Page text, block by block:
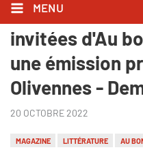
MENU
Sonia Devillers
invitées d'Au
une émission
Olivennes -
20 OCTOBRE 2022
MAGAZINE LITTÉRATURE AU